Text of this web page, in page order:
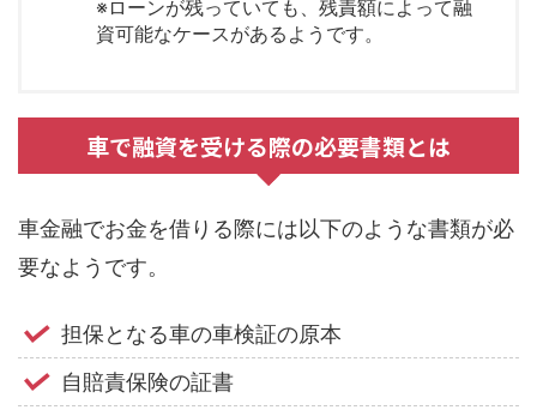
※ローンが残っていても、残責額によって融
資可能なケースがあるようです。
車で融資を受ける際の必要書類とは
車金融でお金を借りる際には以下のような書類が必
要なようです。
担保となる車の車検証の原本
自賠責保険の証書